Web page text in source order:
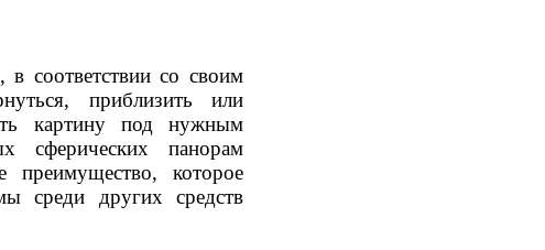
соответствии со своим
приблизить или
картину под нужным
сферических панорам
преимущество, которое
среди других средств